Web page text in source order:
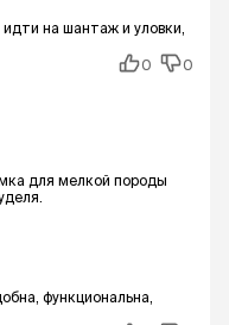
на шантаж и уловки,
0
0
для мелкой породы
функциональна,